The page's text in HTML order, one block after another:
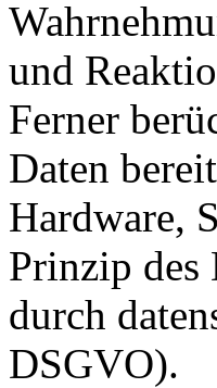
und
Ferner
Daten
Hardware,
Prinzip des
durch
DSGVO).